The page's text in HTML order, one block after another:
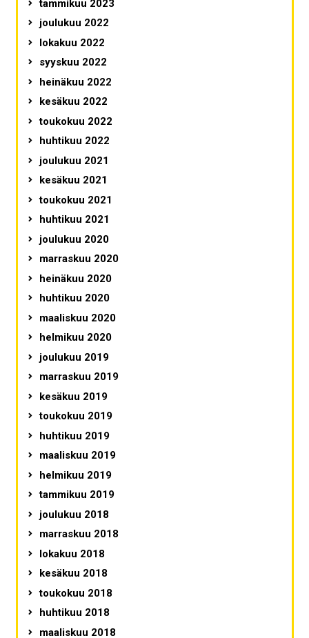
tammikuu 2023
joulukuu 2022
lokakuu 2022
syyskuu 2022
heinäkuu 2022
kesäkuu 2022
toukokuu 2022
huhtikuu 2022
joulukuu 2021
kesäkuu 2021
toukokuu 2021
huhtikuu 2021
joulukuu 2020
marraskuu 2020
heinäkuu 2020
huhtikuu 2020
maaliskuu 2020
helmikuu 2020
joulukuu 2019
marraskuu 2019
kesäkuu 2019
toukokuu 2019
huhtikuu 2019
maaliskuu 2019
helmikuu 2019
tammikuu 2019
joulukuu 2018
marraskuu 2018
lokakuu 2018
kesäkuu 2018
toukokuu 2018
huhtikuu 2018
maaliskuu 2018